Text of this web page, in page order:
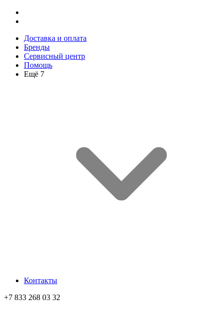
Доставка и оплата
Бренды
Сервисный центр
Помощь
Ещё 7
Контакты
+7 833 268 03 32